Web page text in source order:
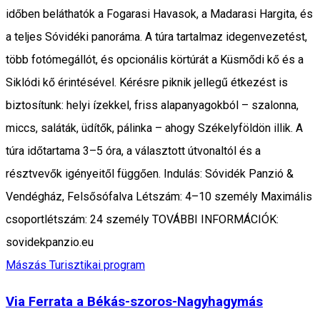
időben beláthatók a Fogarasi Havasok, a Madarasi Hargita, és
a teljes Sóvidéki panoráma. A túra tartalmaz idegenvezetést,
több fotómegállót, és opcionális körtúrát a Küsmődi kő és a
Siklódi kő érintésével. Kérésre piknik jellegű étkezést is
biztosítunk: helyi ízekkel, friss alapanyagokból – szalonna,
miccs, saláták, üdítők, pálinka – ahogy Székelyföldön illik. A
túra időtartama 3–5 óra, a választott útvonaltól és a
résztvevők igényeitől függően. Indulás: Sóvidék Panzió &
Vendégház, Felsősófalva Létszám: 4–10 személy Maximális
csoportlétszám: 24 személy TOVÁBBI INFORMÁCIÓK:
sovidekpanzio.eu
Mászás Turisztikai program
Via Ferrata a Békás-szoros-Nagyhagymás